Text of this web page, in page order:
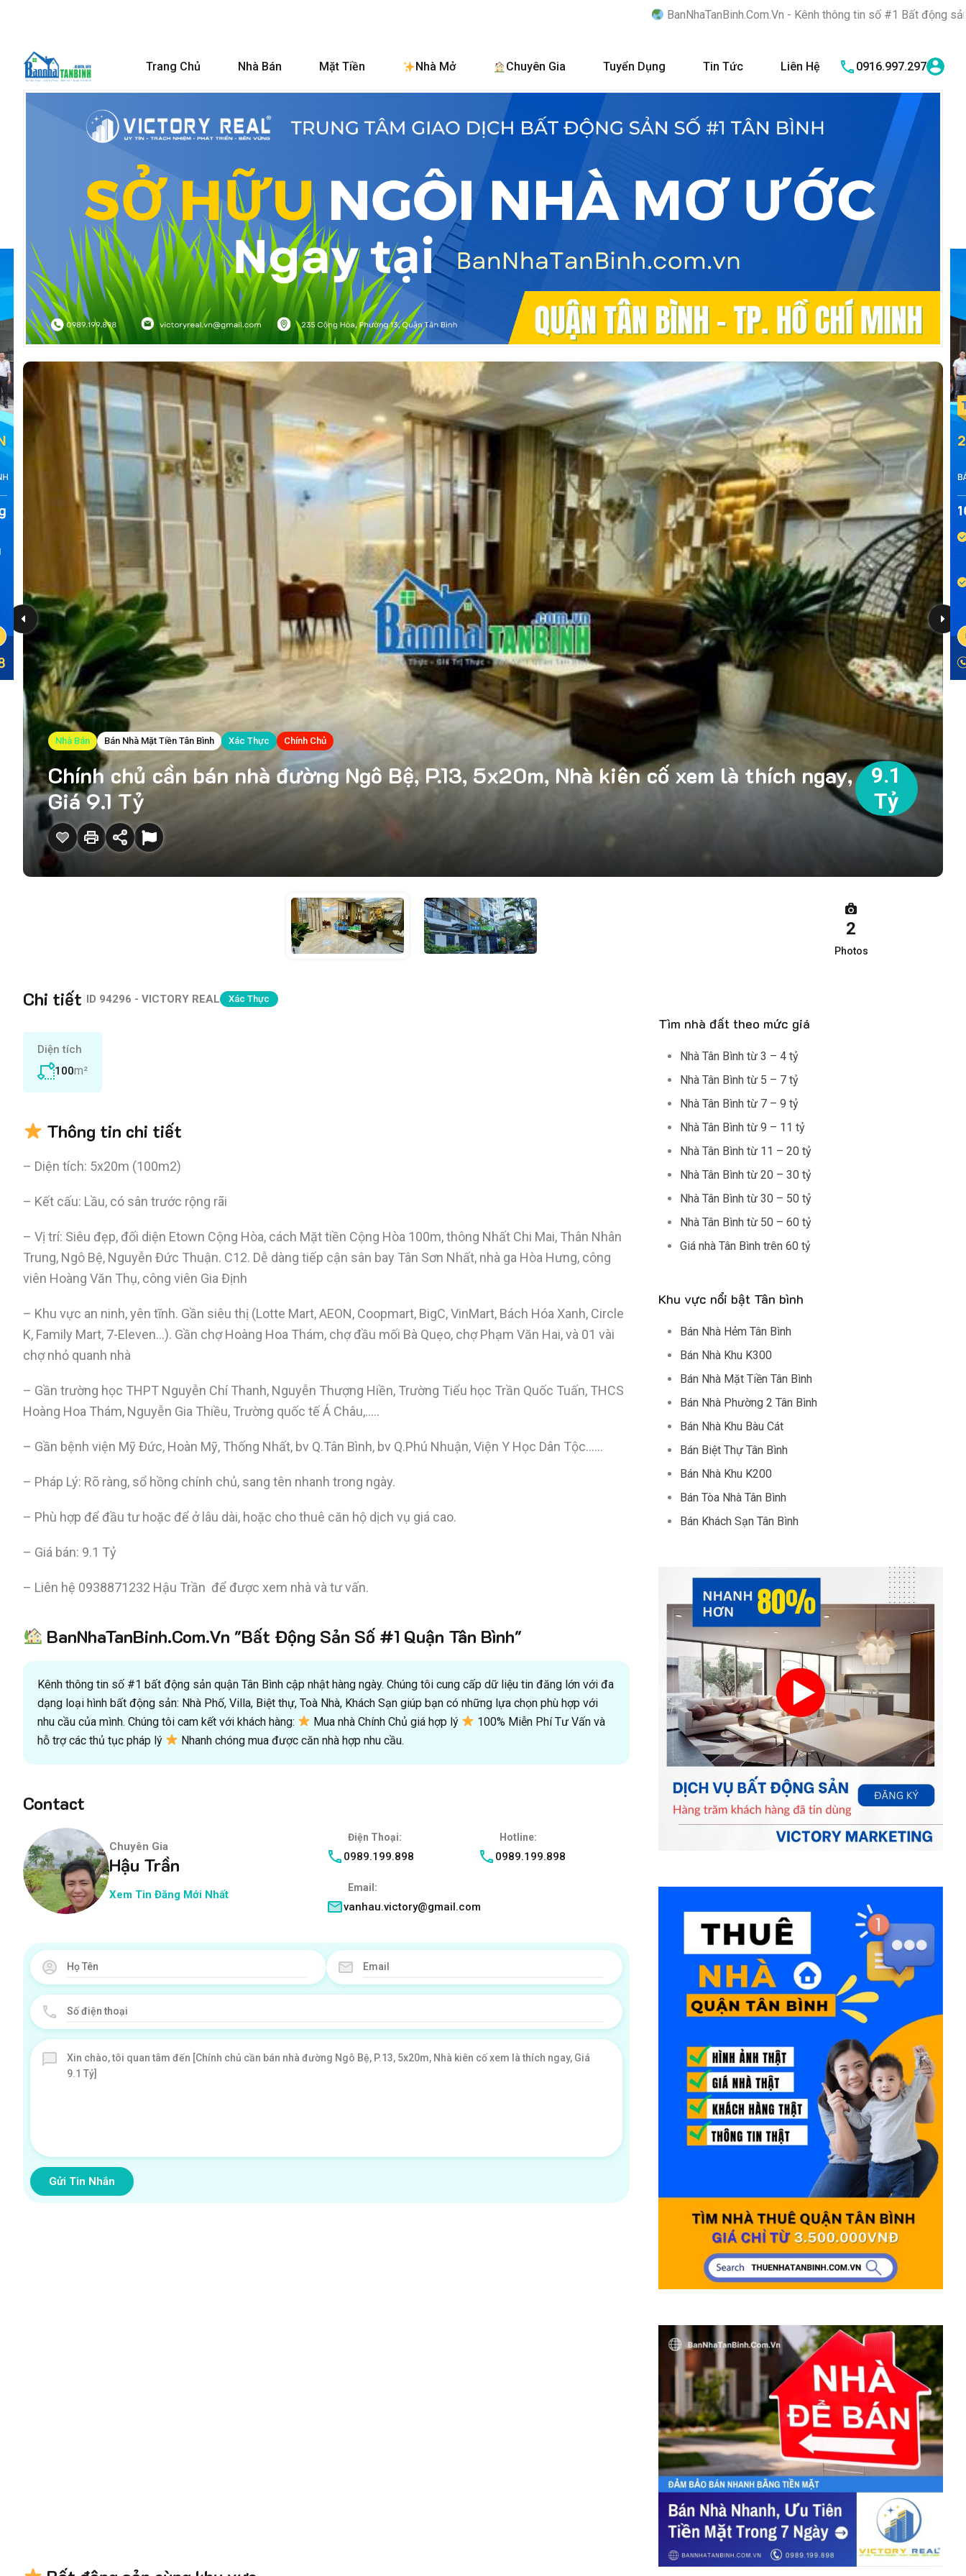
BanNhaTanBinh.Com.Vn - Kênh thông tin số #1 Bất động sản quận Tân Bình
Trang Chủ Nhà Bán Mặt Tiền Nhà Mở Chuyên Gia Tuyển Dụng Tin Tức Liên Hệ 0916.997.297
Nhà Bán Bán Nhà Mặt Tiền Tân Bình Xác Thực Chính Chủ
Chính chủ cần bán nhà đường Ngô Bệ, P.13, 5x20m, Nhà kiên cố xem là thích ngay,
Giá 9.1 Tỷ
9.1
Tỷ
2
Photos
Chi tiết ID 94296 - VICTORY REAL Xác Thực
Diện tích
100m²
Thông tin chi tiết
– Diện tích: 5x20m (100m2)
– Kết cấu: Lầu, có sân trước rộng rãi
– Vị trí: Siêu đẹp, đối diện Etown Cộng Hòa, cách Mặt tiền Cộng Hòa 100m, thông Nhất Chi Mai, Thân Nhân
Trung, Ngô Bệ, Nguyễn Đức Thuận. C12. Dễ dàng tiếp cận sân bay Tân Sơn Nhất, nhà ga Hòa Hưng, công
viên Hoàng Văn Thụ, công viên Gia Định
– Khu vực an ninh, yên tĩnh. Gần siêu thị (Lotte Mart, AEON, Coopmart, BigC, VinMart, Bách Hóa Xanh, Circle
K, Family Mart, 7-Eleven…). Gần chợ Hoàng Hoa Thám, chợ đầu mối Bà Quẹo, chợ Phạm Văn Hai, và 01 vài
chợ nhỏ quanh nhà
– Gần trường học THPT Nguyễn Chí Thanh, Nguyễn Thượng Hiền, Trường Tiểu học Trần Quốc Tuấn, THCS
Hoàng Hoa Thám, Nguyễn Gia Thiều, Trường quốc tế Á Châu,…..
– Gần bệnh viện Mỹ Đức, Hoàn Mỹ, Thống Nhất, bv Q.Tân Bình, bv Q.Phú Nhuận, Viện Y Học Dân Tộc……
– Pháp Lý: Rõ ràng, sổ hồng chính chủ, sang tên nhanh trong ngày.
– Phù hợp để đầu tư hoặc để ở lâu dài, hoặc cho thuê căn hộ dịch vụ giá cao.
– Giá bán: 9.1 Tỷ
– Liên hệ 0938871232 Hậu Trần để được xem nhà và tư vấn.
BanNhaTanBinh.Com.Vn "Bất Động Sản Số #1 Quận Tân Bình"
Kênh thông tin số #1 bất động sản quận Tân Bình cập nhật hàng ngày. Chúng tôi cung cấp dữ liệu tin đăng lớn với đa
dạng loại hình bất động sản: Nhà Phố, Villa, Biệt thự, Toà Nhà, Khách Sạn giúp bạn có những lựa chọn phù hợp với
nhu cầu của mình. Chúng tôi cam kết với khách hàng:
Mua nhà Chính Chủ giá hợp lý
100% Miễn Phí Tư Vấn và
hỗ trợ các thủ tục pháp lý
Nhanh chóng mua được căn nhà hợp nhu cầu.
Contact
Chuyên Gia
Hậu Trần
Xem Tin Đăng Mới Nhất
Điện Thoại:
0989.199.898
Hotline:
0989.199.898
Email:
vanhau.victory@gmail.com
Gửi Tin Nhắn
Tìm nhà đất theo mức giá
Nhà Tân Bình từ 3 – 4 tỷ
Nhà Tân Bình từ 5 – 7 tỷ
Nhà Tân Bình từ 7 – 9 tỷ
Nhà Tân Bình từ 9 – 11 tỷ
Nhà Tân Bình từ 11 – 20 tỷ
Nhà Tân Bình từ 20 – 30 tỷ
Nhà Tân Bình từ 30 – 50 tỷ
Nhà Tân Bình từ 50 – 60 tỷ
Giá nhà Tân Bình trên 60 tỷ
Khu vực nổi bật Tân bình
Bán Nhà Hẻm Tân Bình
Bán Nhà Khu K300
Bán Nhà Mặt Tiền Tân Bình
Bán Nhà Phường 2 Tân Bình
Bán Nhà Khu Bàu Cát
Bán Biệt Thự Tân Bình
Bán Nhà Khu K200
Bán Tòa Nhà Tân Bình
Bán Khách Sạn Tân Bình